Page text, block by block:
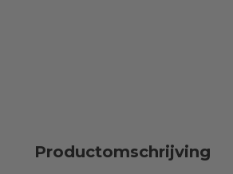
Productomschrijving